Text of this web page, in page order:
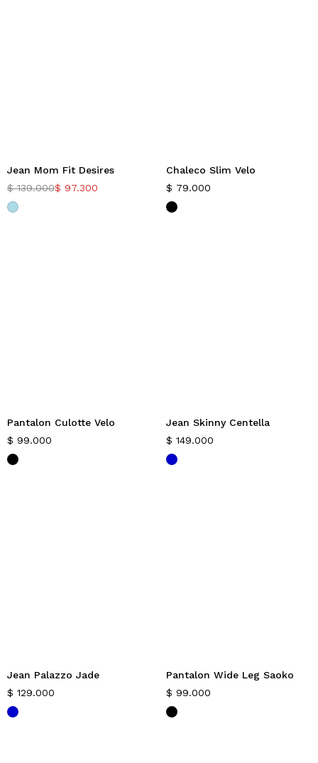
-30%
Jean Mom Fit Desires
$139.000$ 97.300
Chaleco Slim Velo
$ 79.000
Pantalon Culotte Velo
$ 99.000
Jean Skinny Centella
$ 149.000
Jean Palazzo Jade
$ 129.000
Pantalon Wide Leg Saoko
$ 99.000